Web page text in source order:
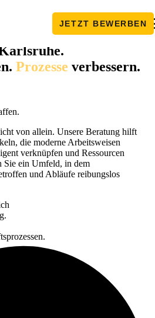
JETZT BEWERBEN
zukunftsfähige
Prozesse verbessern.
von allein. Unsere Beratung hilft
die moderne Arbeitsweisen
verknüpfen und Ressourcen
Sie ein Umfeld, in dem
und Abläufe reibungslos